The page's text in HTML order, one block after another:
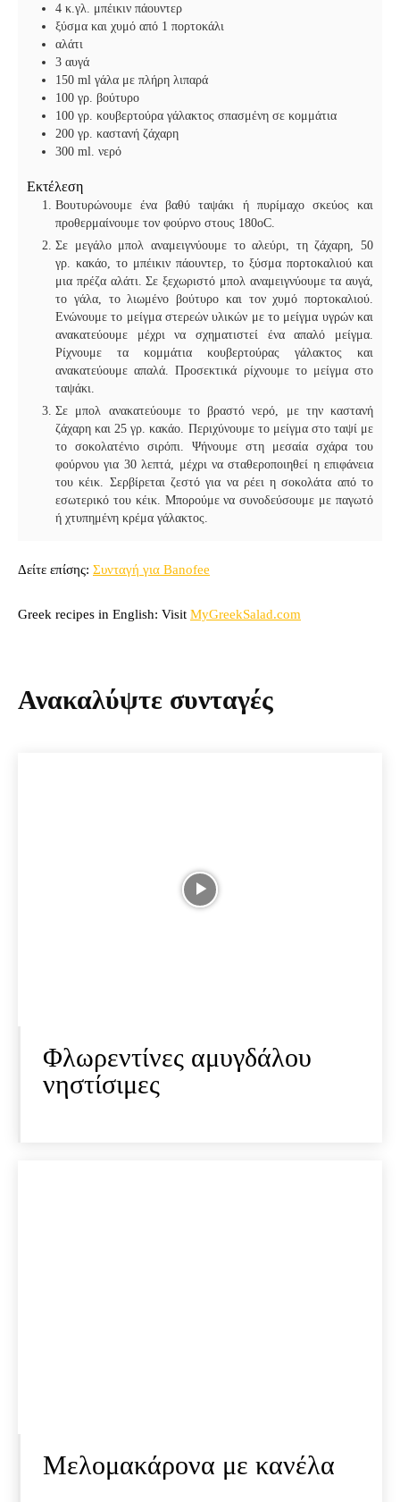
4 κ.γλ. μπέικιν πάουντερ
ξύσμα και χυμό από 1 πορτοκάλι
αλάτι
3 αυγά
150 ml γάλα με πλήρη λιπαρά
100 γρ. βούτυρο
100 γρ. κουβερτούρα γάλακτος σπασμένη σε κομμάτια
200 γρ. καστανή ζάχαρη
300 ml. νερό
Εκτέλεση
Βουτυρώνουμε ένα βαθύ ταψάκι ή πυρίμαχο σκεύος και
προθερμαίνουμε τον φούρνο στους 180οC.
Σε μεγάλο μπολ αναμειγνύουμε το αλεύρι, τη ζάχαρη, 50
γρ. κακάο, το μπέικιν πάουντερ, το ξύσμα πορτοκαλιού και
μια πρέζα αλάτι. Σε ξεχωριστό μπολ αναμειγνύουμε τα αυγά,
το γάλα, το λιωμένο βούτυρο και τον χυμό πορτοκαλιού.
Ενώνουμε το μείγμα στερεών υλικών με το μείγμα υγρών και
ανακατεύουμε μέχρι να σχηματιστεί ένα απαλό μείγμα.
Ρίχνουμε τα κομμάτια κουβερτούρας γάλακτος και
ανακατεύουμε απαλά. Προσεκτικά ρίχνουμε το μείγμα στο
ταψάκι.
Σε μπολ ανακατεύουμε το βραστό νερό, με την καστανή
ζάχαρη και 25 γρ. κακάο. Περιχύνουμε το μείγμα στο ταψί με
το σοκολατένιο σιρόπι. Ψήνουμε στη μεσαία σχάρα του
φούρνου για 30 λεπτά, μέχρι να σταθεροποιηθεί η επιφάνεια
του κέικ. Σερβίρεται ζεστό για να ρέει η σοκολάτα από το
εσωτερικό του κέικ. Μπορούμε να συνοδεύσουμε με παγωτό
ή χτυπημένη κρέμα γάλακτος.
Δείτε επίσης: Συνταγή για Banofee
Greek recipes in English: Visit MyGreekSalad.com
Ανακαλύψτε συνταγές
Φλωρεντίνες αμυγδάλου
νηστίσιμες
Μελομακάρονα με κανέλα